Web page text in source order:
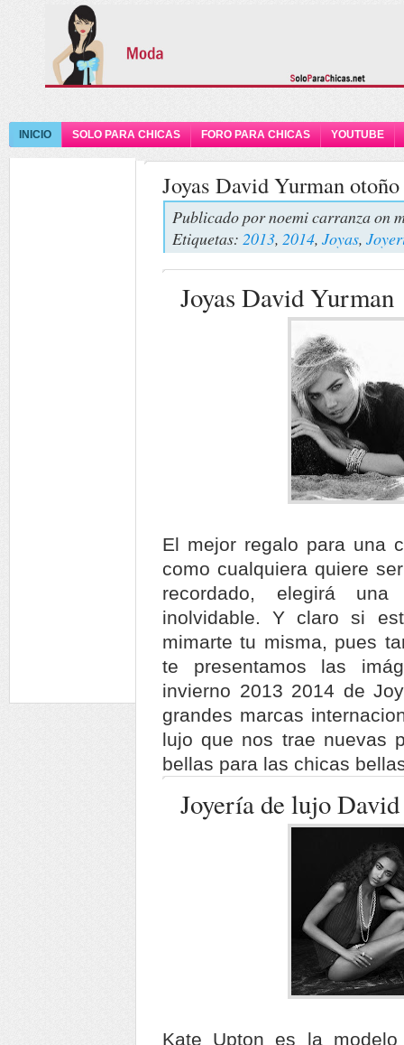
INICIO SOLO PARA CHICAS FORO PARA CHICAS YOUTUBE
Joyas David Yurman
Publicado pornoemi carranzaon
Etiquetas: 2013, 2014, Joyas,
Joyas David Yurman
El mejor regalo para una
como cualquiera quiere
recordado, elegirá
inolvidable. Y claro si
mimarte tu misma, pues
te presentamos las
invierno 2013 2014 de
grandes marcas
lujo que nos trae nuevas
bellas para las chicas
Joyería de lujo
Kate Upton es la